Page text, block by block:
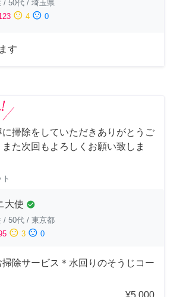
/ 50代 / 埼玉県
sentiment_neutral 4 sentiment_dissatisfied 0
す
に掃除をしていただきありがとうご
た次回もよろしくお願い致しま
大使 check_circle
/ 50代 / 東京都
sentiment_neutral 3 sentiment_dissatisfied 0
掃除サービス＊水回りのそうじコー
¥5,000